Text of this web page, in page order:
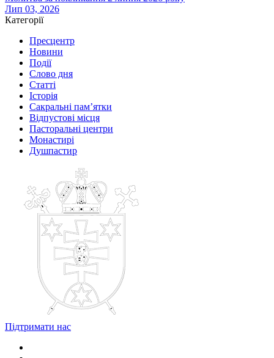
Лип 03, 2026
Категорії
Пресцентр
Новини
Події
Слово дня
Статті
Історія
Сакральні пам’ятки
Відпустові місця
Пасторальні центри
Монастирі
Душпастир
Підтримати нас